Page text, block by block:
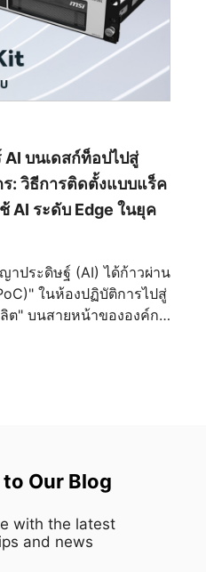
วามแม่นยำทางวิศวกรรม
านกันอย่างลงตัว ทุกๆ เส้น
เหของแสงได้รับการ
สร้างสรรค์รูปทรงที่ดูเหนือ
มกระแส ผลลัพธ์ที่ได้จึง
เมียม แต่มันคือการ
ภาพหลอมรวมเข้าด้วยกัน
ติศาสตร์ ความสมมาตร
ความเป็นระเบียบ
บตั้งแต่วสถาปัตยกรรม
บบอุตสาหกรรมสมัยใหม่
าหาองค์ประกอบที่มีความ
MAESTRO 900R นำ
ยตาที่ไม่จำเป็นออกไป
ทุกๆ รายละเอียดปรากฏ
ง แทนที่จะทำให้รู้สึก
AI บนเดสก์ท็อปไปสู่
: วิธีการติดตั้งแบบแร็ค
AI ระดับ Edge ในยุค
ประดิษฐ์ (AI) ได้ก้าวผ่าน
ในห้องปฏิบัติการไปสู่
ต" บนสายหน้าขององค์กร
ริงและเกี่ยวข้องกับปัญหา
ส่ไว้ที่ไหน? เราจะทำ
องเซิร์ฟเวอร์ไอทีที่มีอยู่
Our Blog
with the latest
and news